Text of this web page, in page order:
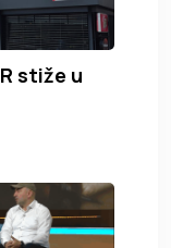
stiže u